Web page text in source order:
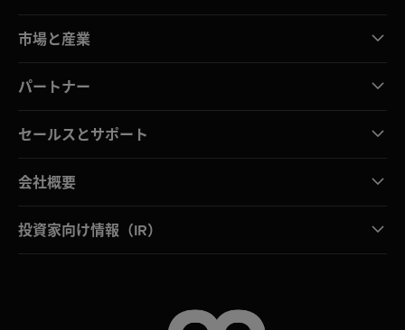
市場と産業
パートナー
セールスとサポート
会社概要
投資家向け情報（IR）